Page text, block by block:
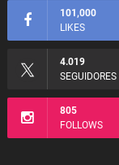
101,000
LIKES
4.019
SEGUIDORES
805
FOLLOWS